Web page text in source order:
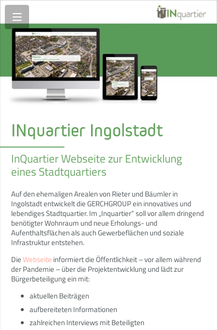
INquartier Ingolstadt
InQuartier Webseite zur Entwicklung
eines Stadtquartiers
Auf den ehemaligen Arealen von Rieter und Bäumler in
Ingolstadt entwickelt die GERCHGROUP ein innovatives und
lebendiges Stadtquartier. Im „Inquartier“ soll vor allem dringend
benötigter Wohnraum und neue Erholungs- und
Aufenthaltsflächen als auch Gewerbeflächen und soziale
Infrastruktur entstehen.
DieWebseite informiert die Öffentlichkeit – vor allem während
der Pandemie – über die Projektentwicklung und lädt zur
Bürgerbeteiligung ein mit:
aktuellen Beiträgen
aufbereiteten Informationen
zahlreichen Interviews mit Beteiligten